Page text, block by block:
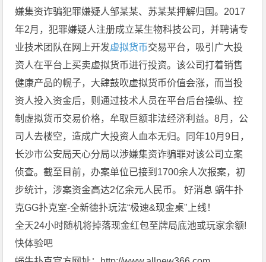
嫌集资诈骗犯罪嫌疑人邹某某、苏某某押解归国。2017
年2月，犯罪嫌疑人注册成立某生物科技公司，并聘请专
业技术团队在网上开发虚拟货币交易平台，吸引广大投
资人在平台上买卖虚拟货币进行投资。该公司打着销售
健康产品的幌子，大肆鼓吹虚拟货币价值会涨，而当投
资人投入资金后，则通过技术人员在平台后台操纵、控
制虚拟货币交易价格，牟取巨额非法经济利益。8月，公
司人去楼空，造成广大投资人血本无归。同年10月9日，
长沙市公安局天心分局以涉嫌集资诈骗罪对该公司立案
侦查。截至目前，办案单位已接到1700余人次报案，初
步统计，涉案资金高达2亿余元人民币。 好消息 蜗牛扑
克GG扑克室-全新德扑玩法“极速&现金桌"上线！
全天24小时随机将掉落现金红包至牌局底池或玩家余额!
快体验吧